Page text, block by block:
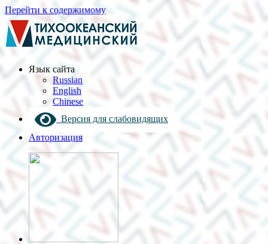
Перейти к содержимому
Язык cайта
Russian
English
Chinese
Версия для слабовидящих
Авторизация